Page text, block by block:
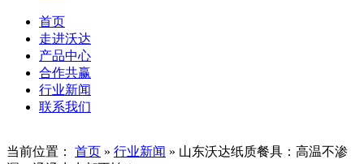
首页
走进沃达
产品中心
合作共赢
行业新闻
联系我们
当前位置： 首页 » 行业新闻 » 山东沃达纸质餐具：高温不渗